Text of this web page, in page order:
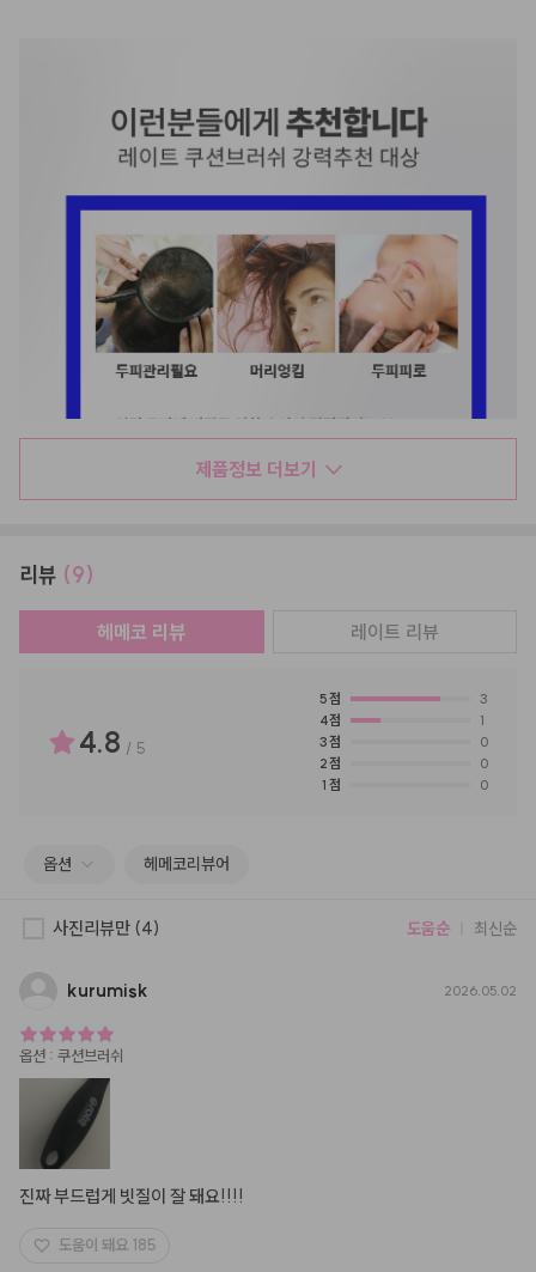
제품정보 더보기
리뷰 (9)
헤메코 리뷰 레이트 리뷰
4.8 / 5
5점
3
4점
1
3점
0
2점
0
1 점 0
옵션 헤메코리뷰어
사진리뷰만 (4) 도움순 최신순
kurumisk 2026.05.02
옵션 : 쿠션브러쉬
진짜 부드럽게 빗질이 잘 돼요!!!!
도움이 돼요 185